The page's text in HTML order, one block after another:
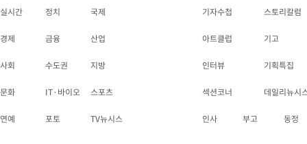
실시간 정치 국제
경제 금융 산업
사회 수도권 지방
문화 IT·바이오 스포츠
연예 포토 TV뉴시스
기자수첩 스토리칼럼
아트클럽 기고
인터뷰 기획특집
섹션코너 데일리뉴시
인사 부고 동정